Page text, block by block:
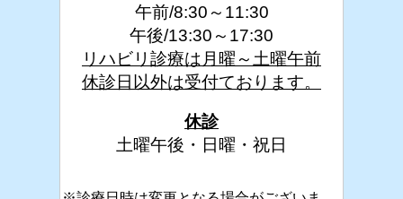
午前/8:30～11:30
午後/13:30～17:30
リハビリ診療は月曜～土曜午前
休診日以外は受付ております。
休診
土曜午後・日曜・祝日